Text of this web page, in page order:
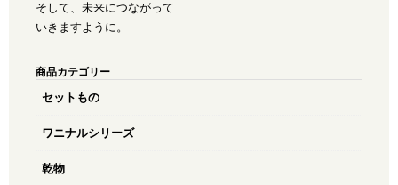
そして、未来につながって
いきますように。
商品カテゴリー
セットもの
ワニナルシリーズ
乾物